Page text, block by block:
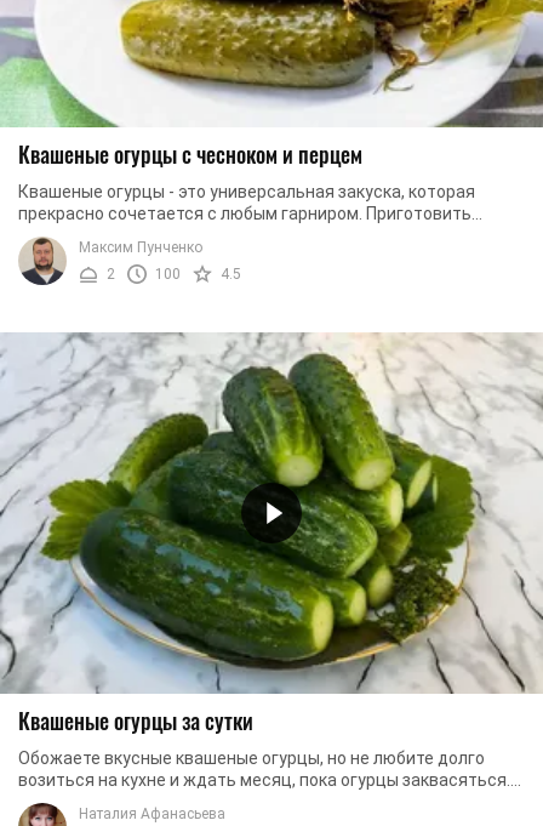
Квашеные огурцы с чесноком и перцем
Квашеные огурцы - это универсальная закуска, которая
прекрасно сочетается с любым гарниром. Приготовить
фантастически вкусные и хрустящие огурцы не ...
Максим Пунченко
2
100 4.5
Квашеные огурцы за сутки
Обожаете вкусные квашеные огурцы, но не любите долго
возиться на кухне и ждать месяц, пока огурцы заквасяться.
Тогда этот рецепт вам точно ...
Наталия Афанасьева